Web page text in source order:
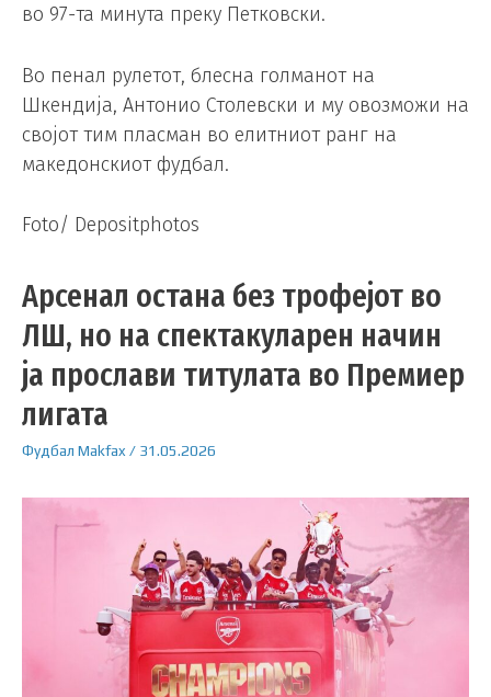
во 97-та минута преку Петковски.
Во пенал рулетот, блесна голманот на
Шкендија, Антонио Столевски и му овозможи на
својот тим пласман во елитниот ранг на
македонскиот фудбал.
Foto/ Depositphotos
Арсенал остана без трофејот во
ЛШ, но на спектакуларен начин
ја прослави титулата во Премиер
лигата
Фудбал Makfax / 31.05.2026